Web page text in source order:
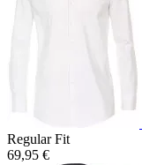
Regular Fit
69,95 €